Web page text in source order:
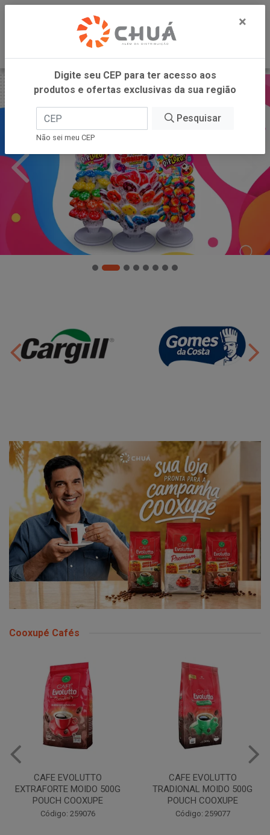
Cooxupé Cafés
CAFE EVOLUTTO
EXTRAFORTE MOIDO 500G
POUCH COOXUPE
Código: 259076
CAFE EVOLUTTO
TRADIONAL MOIDO 500G
POUCH COOXUPE
Código: 259077
×
Digite seu CEP para ter acesso aos
produtos e ofertas exclusivas da sua região
Pesquisar
Não sei meu CEP